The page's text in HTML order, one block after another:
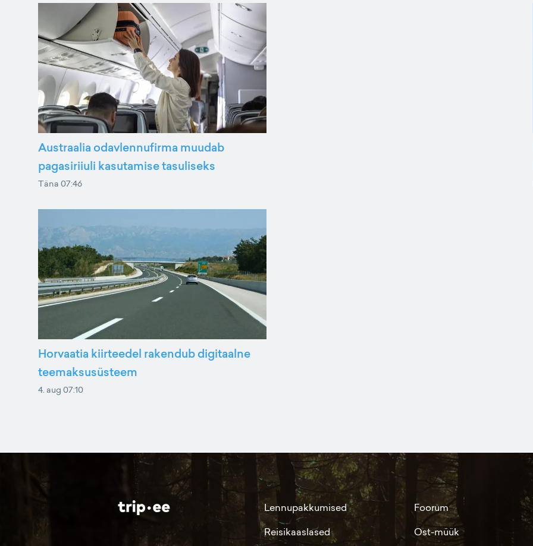
Austraalia odavlennufirma muudab
pagasiriiuli kasutamise tasuliseks
Täna 07:46
Horvaatia kiirteedel rakendub digitaalne
teemaksusüsteem
4. aug 07:10
Lennupakkumised
Reisikaaslased
Foorum
Ost-müük